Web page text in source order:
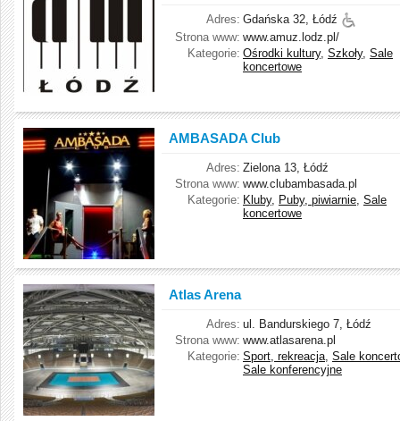
Adres: Gdańska 32, Łódź
Strona www: www.amuz.lodz.pl/
Kategorie: Ośrodki kultury, Szkoły, Sale
koncertowe
AMBASADA Club
Adres: Zielona 13, Łódź
Strona www: www.clubambasada.pl
Kategorie: Kluby, Puby, piwiarnie, Sale
koncertowe
Atlas Arena
Adres: ul. Bandurskiego 7, Łódź
Strona www: www.atlasarena.pl
Kategorie: Sport, rekreacja, Sale
Sale konferencyjne